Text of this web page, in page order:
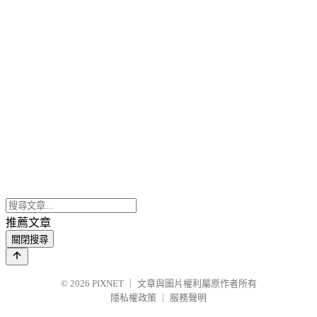
推薦文章
關閉搜尋
© 2026 PIXNET
文章與圖片權利屬原作者所有
隱私權政策
服務聲明